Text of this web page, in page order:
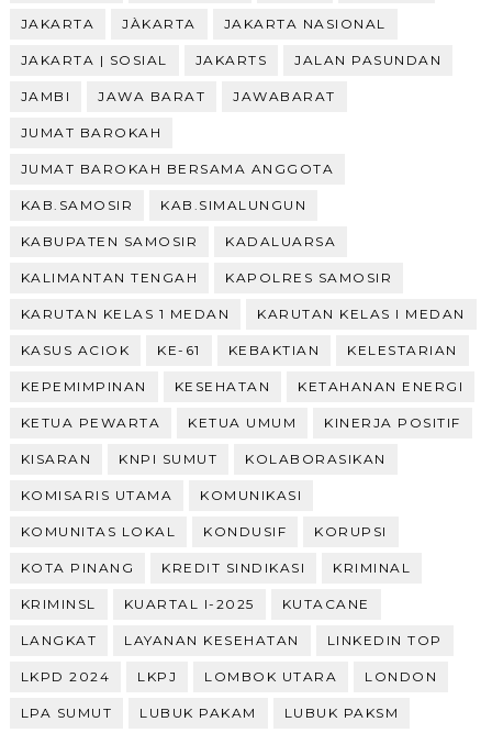
JAKARTA JÀKARTA JAKARTA NASIONAL
JAKARTA | SOSIAL JAKARTS JALAN PASUNDAN
JAMBI JAWA BARAT JAWABARAT
JUMAT BAROKAH
JUMAT BAROKAH BERSAMA ANGGOTA
KAB.SAMOSIR KAB.SIMALUNGUN
KABUPATEN SAMOSIR KADALUARSA
KALIMANTAN TENGAH KAPOLRES SAMOSIR
KARUTAN KELAS 1 MEDAN KARUTAN KELAS I MEDAN
KASUS ACIOK KE-61 KEBAKTIAN KELESTARIAN
KEPEMIMPINAN KESEHATAN KETAHANAN ENERGI
KETUA PEWARTA KETUA UMUM KINERJA POSITIF
KISARAN KNPI SUMUT KOLABORASIKAN
KOMISARIS UTAMA KOMUNIKASI
KOMUNITAS LOKAL KONDUSIF KORUPSI
KOTA PINANG KREDIT SINDIKASI KRIMINAL
KRIMINSL KUARTAL I-2025 KUTACANE
LANGKAT LAYANAN KESEHATAN LINKEDIN TOP
LKPD 2024 LKPJ LOMBOK UTARA LONDON
LPA SUMUT LUBUK PAKAM LUBUK PAKSM